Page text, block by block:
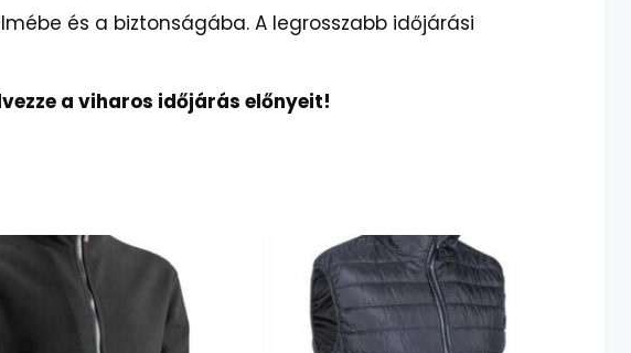
és a biztonságába. A legrosszabb időjárási
a viharos időjárás előnyeit!